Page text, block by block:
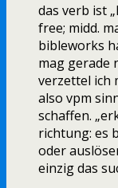
das verb ist
free; midd.
bibleworks
mag gerade
verzettel ich
also vpm
schaffen.
richtung: es
oder
einzig das